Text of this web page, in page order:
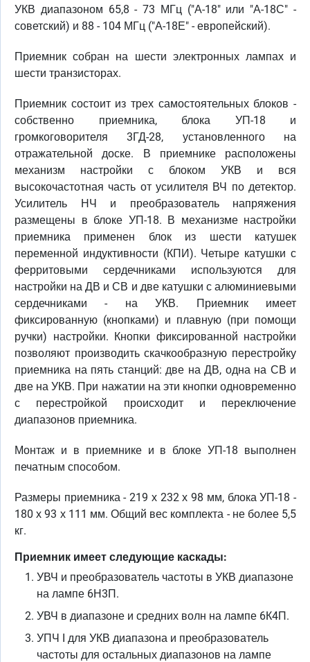
УКВ диапазоном 65,8 - 73 МГц ("А-18" или "А-18С" -
советский) и 88 - 104 МГц ("А-18Е" - европейский).
Приемник собран на шести электронных лампах и
шести транзисторах.
Приемник состоит из трех самостоятельных блоков -
собственно приемника, блока УП-18 и
громкоговорителя 3ГД-28, установленного на
отражательной доске. В приемнике расположены
механизм настройки с блоком УКВ и вся
высокочастотная часть от усилителя ВЧ по детектор.
Усилитель НЧ и преобразователь напряжения
размещены в блоке УП-18. В механизме настройки
приемника применен блок из шести катушек
переменной индуктивности (КПИ). Четыре катушки с
ферритовыми сердечниками используются для
настройки на ДВ и СВ и две катушки с алюминиевыми
сердечниками - на УКВ. Приемник имеет
фиксированную (кнопками) и плавную (при помощи
ручки) настройки. Кнопки фиксированной настройки
позволяют производить скачкообразную перестройку
приемника на пять станций: две на ДВ, одна на СВ и
две на УКВ. При нажатии на эти кнопки одновременно
с перестройкой происходит и переключение
диапазонов приемника.
Монтаж и в приемнике и в блоке УП-18 выполнен
печатным способом.
Размеры приемника - 219 х 232 х 98 мм, блока УП-18 -
180 х 93 х 111 мм. Общий вес комплекта - не более 5,5
кг.
Приемник имеет следующие каскады:
УВЧ и преобразователь частоты в УКВ диапазоне
на лампе 6Н3П.
УВЧ в диапазоне и средних волн на лампе 6К4П.
УПЧ I для УКВ диапазона и преобразователь
частоты для остальных диапазонов на лампе